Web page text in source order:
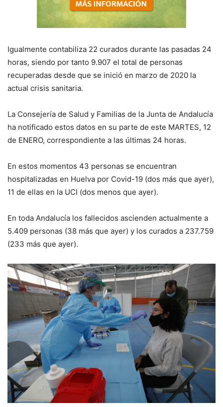
Igualmente contabiliza 22 curados durante las pasadas 24
horas, siendo por tanto 9.907 el total de personas
recuperadas desde que se inició en marzo de 2020 la
actual crisis sanitaria.
La Consejería de Salud y Familias de la Junta de Andalucía
ha notificado estos datos en su parte de este MARTES, 12
de ENERO, correspondiente a las últimas 24 horas.
En estos momentos 43 personas se encuentran
hospitalizadas en Huelva por Covid-19 (dos más que ayer),
11 de ellas en la UCI (dos menos que ayer).
En toda Andalucía los fallecidos ascienden actualmente a
5.409 personas (38 más que ayer) y los curados a 237.759
(233 más que ayer).